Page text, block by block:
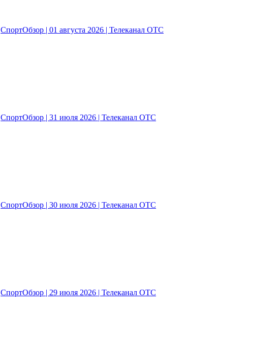
СпортОбзор | 01 августа 2026 | Телеканал ОТС
СпортОбзор | 31 июля 2026 | Телеканал ОТС
СпортОбзор | 30 июля 2026 | Телеканал ОТС
СпортОбзор | 29 июля 2026 | Телеканал ОТС